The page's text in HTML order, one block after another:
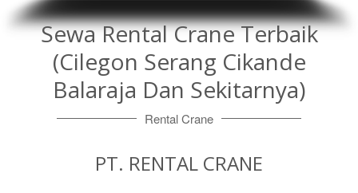
Sewa Rental Crane Terbaik
(Cilegon Serang Cikande
Balaraja Dan Sekitarnya)
Rental Crane
PT. RENTAL CRANE